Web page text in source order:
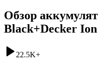
Обзор
Black+Decker
22.5K+